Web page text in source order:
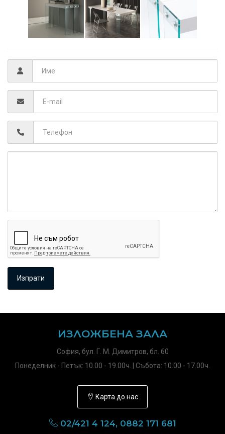
ИЗЛОЖБЕНА ЗАЛА
София, бул. Г. М. Димитров, бл. 60
Понеделник - Петък: 10.00 - 19.00ч. | Събота: 10.00 - 17.00ч.
Карта до нас
02/421 4 124, 0882 171 681